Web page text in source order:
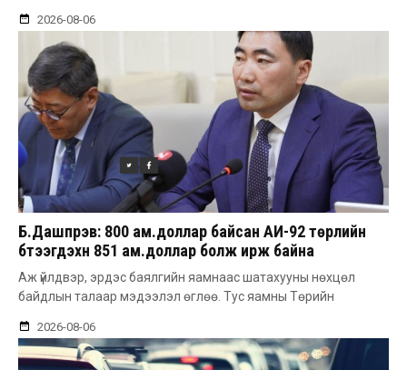
2026-08-06
Б.Дашпүрэв: 800 ам.доллар байсан АИ-92 төрлийн
бүтээгдэхүүн 851 ам.доллар болж ирж байна
Аж үйлдвэр, эрдэс баялгийн яамнаас шатахууны нөхцөл
байдлын талаар мэдээлэл өглөө. Тус яамны Төрийн
2026-08-06